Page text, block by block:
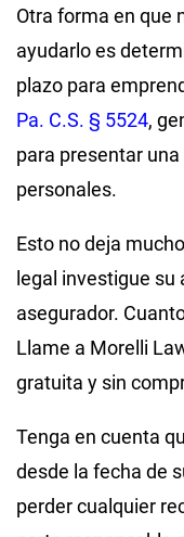
Otra forma en que
ayudarlo es
plazo para
Pa. C.S. § 5524,
para presentar
personales.
Esto no deja
legal investigue su
asegurador.
Llame a Morelli
gratuita y sin
Tenga en cuenta
desde la fecha de
perder cualquier